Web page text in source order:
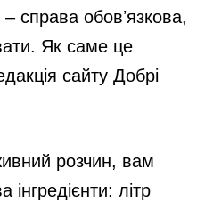
справа обовʼязкова,
Як саме це
сайту Добрі
розчин, вам
літр